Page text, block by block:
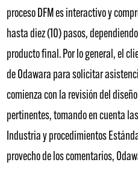
proceso DFM es interactivo y
hasta diez (10) pasos,
producto final. Por lo general, el
de Odawara para solicitar
comienza con la revisión del
pertinentes, tomando en cuenta
Industria y procedimientos
provecho de los comentarios,